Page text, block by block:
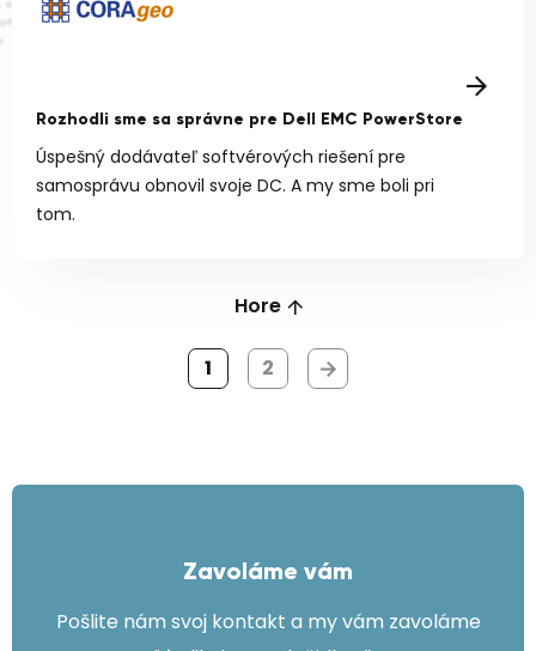
Rozhodli sme sa správne pre Dell EMC PowerStore
Úspešný dodávateľ softvérových riešení pre
samosprávu obnovil svoje DC. A my sme boli pri
tom.
Hore
1 2
Zavoláme vám
Pošlite nám svoj kontakt a my vám zavoláme